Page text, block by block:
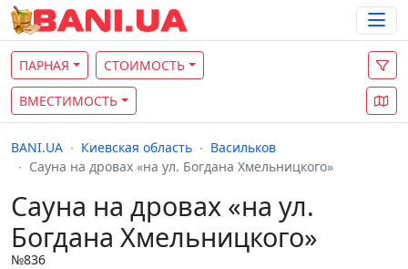
ПАРНАЯ СТОИМОСТЬ
ВМЕСТИМОСТЬ
BANI.UA Киевская область
Васильков
Сауна на дровах «на ул. Богдана Хмельницкого»
Сауна на дровах «на ул.
Богдана Хмельницкого»
№836